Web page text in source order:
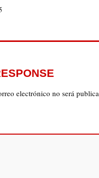
electrónico no será